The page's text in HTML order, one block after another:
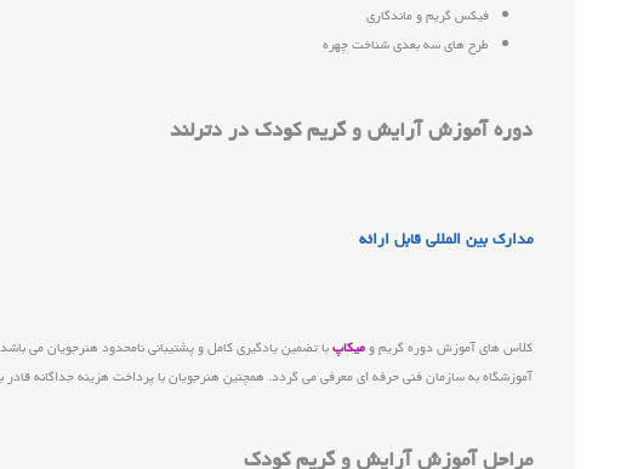
فیکس گریم و ماندگاری
طرح های سه بعدی شناخت چهره
دوره آموزش آرایش و گریم کودک در دترلند
مدارک بین المللی قابل ارائه
کلاس های آموزش دوره گریم ومیکاپبا تضمین یادگیری کامل و پشتیبانی نامحدود هنرجویان می
آموزشگاه به سازمان فنی حرفه ای معرفی می گردد. همچنین هنرجویان با پرداخت هزینه جداگانه
مراحل آموزش آرایش و گریم کودک